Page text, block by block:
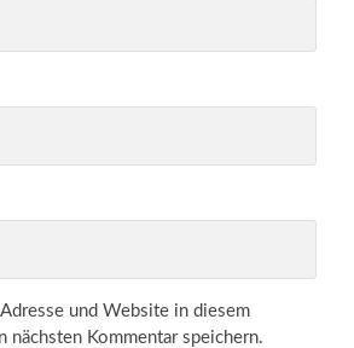
und Website in diesem
nächsten Kommentar speichern.